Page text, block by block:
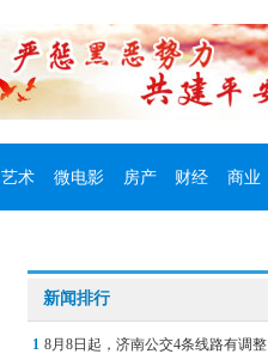
艺术 微电影 房产 财经 商业
新闻排行
1 8月8日起，济南公交4条线路有调整